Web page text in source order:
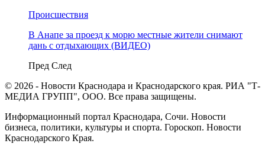
Происшествия
В Анапе за проезд к морю местные жители снимают
дань с отдыхающих (ВИДЕО)
Пред След
© 2026 - Новости Краснодара и Краснодарского края. РИА "Т-
МЕДИА ГРУПП", ООО. Все права защищены.
Информационный портал Краснодара, Сочи. Новости
бизнеса, политики, культуры и спорта. Гороскоп. Новости
Краснодарского Края.